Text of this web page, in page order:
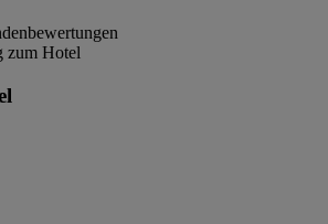
zum Hotel